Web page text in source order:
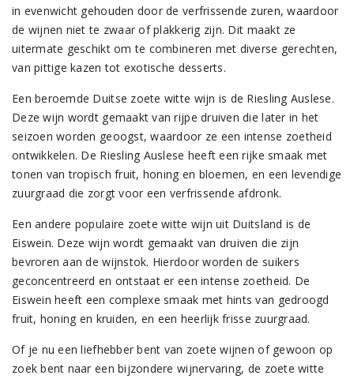
in evenwicht gehouden door de verfrissende zuren, waardoor
de wijnen niet te zwaar of plakkerig zijn. Dit maakt ze
uitermate geschikt om te combineren met diverse gerechten,
van pittige kazen tot exotische desserts.
Een beroemde Duitse zoete witte wijn is de Riesling Auslese.
Deze wijn wordt gemaakt van rijpe druiven die later in het
seizoen worden geoogst, waardoor ze een intense zoetheid
ontwikkelen. De Riesling Auslese heeft een rijke smaak met
tonen van tropisch fruit, honing en bloemen, en een levendige
zuurgraad die zorgt voor een verfrissende afdronk.
Een andere populaire zoete witte wijn uit Duitsland is de
Eiswein. Deze wijn wordt gemaakt van druiven die zijn
bevroren aan de wijnstok. Hierdoor worden de suikers
geconcentreerd en ontstaat er een intense zoetheid. De
Eiswein heeft een complexe smaak met hints van gedroogd
fruit, honing en kruiden, en een heerlijk frisse zuurgraad.
Of je nu een liefhebber bent van zoete wijnen of gewoon op
zoek bent naar een bijzondere wijnervaring, de zoete witte